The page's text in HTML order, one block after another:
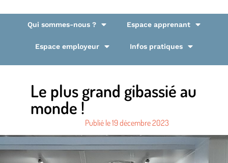
Qui sommes-nous ? Espace apprenant
Espace employeur Infos pratiques
Le plus grand gibassié au
monde !
Publié le19 décembre 2023